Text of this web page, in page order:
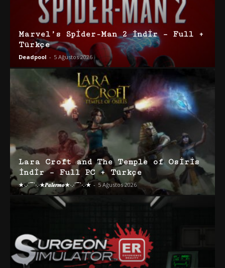
Marvel’s Spider-Man 2 İndir – Full +
Türkçe
Deadpool - 5 Ağustos 2026
Lara Croft and The Temple of Osiris
İndir – Full PC + Türkçe
★·.·´¯`·.·★𝑷𝒂𝒍𝒆𝒓𝒎𝒐★·.·´¯`·.·★ - 5 Ağustos 2026